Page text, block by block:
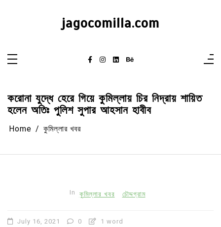
jagocomilla.com
করোনা যুদ্ধে হেরে গিয়ে কুমিল্লায় চির নিদ্রায় শায়িত
হলেন অতিঃ পুলিশ সুপার আহসান হাবীব
Home কুমিল্লার খবর
In কুমিল্লার খবর চৌদ্দগ্রাম
July 16, 2021 0 1 word